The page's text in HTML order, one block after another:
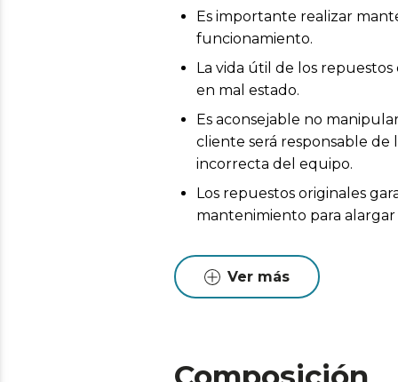
Es importante realizar
funcionamiento.
La vida útil de los
en mal estado.
Es aconsejable no
cliente será responsable de
incorrecta del equipo.
Los repuestos originales
mantenimiento para
Ver más